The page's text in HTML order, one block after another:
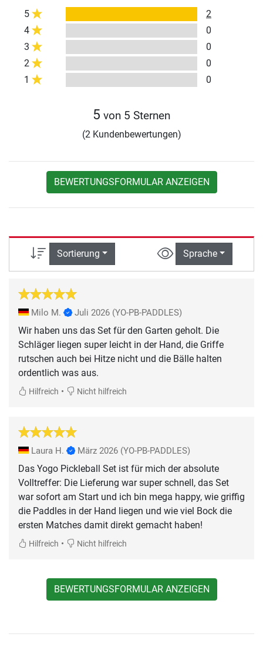
5
2
4
0
3
0
2
0
1
0
5 von 5 Sternen
(2 Kundenbewertungen)
BEWERTUNGSFORMULAR ANZEIGEN
Sortierung Sprache
Milo M. Juli 2026 (YO-PB-PADDLES)
Wir haben uns das Set für den Garten geholt. Die
Schläger liegen super leicht in der Hand, die Griffe
rutschen auch bei Hitze nicht und die Bälle halten
ordentlich was aus.
Hilfreich • Nicht hilfreich
Laura H. März 2026 (YO-PB-PADDLES)
Das Yogo Pickleball Set ist für mich der absolute
Volltreffer: Die Lieferung war super schnell, das Set
war sofort am Start und ich bin mega happy, wie griffig
die Paddles in der Hand liegen und wie viel Bock die
ersten Matches damit direkt gemacht haben!
Hilfreich • Nicht hilfreich
BEWERTUNGSFORMULAR ANZEIGEN